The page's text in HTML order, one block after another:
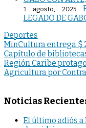
1 agosto, 2025
LEGADO DE
Deportes
Navegación
de
entradas
MinCultura entrega $
Capítulo de
Región Caribe
Agricultura por
Noticias
El último adiós